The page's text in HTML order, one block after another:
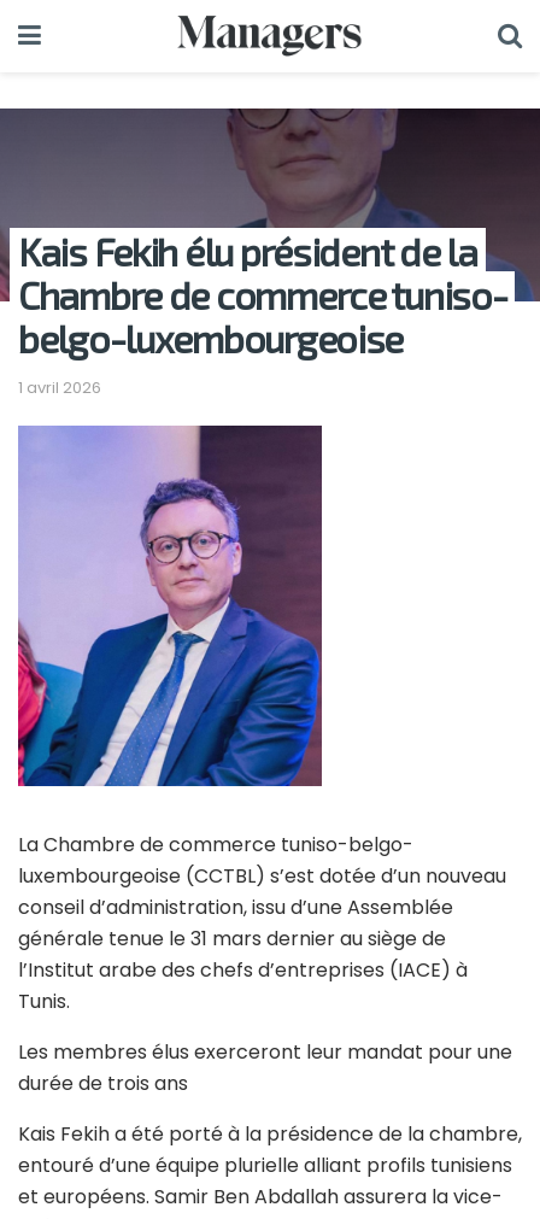
Kais Fekih élu président de la
Chambre de commerce tuniso-
belgo-luxembourgeoise
1 avril 2026
La Chambre de commerce tuniso-belgo-
luxembourgeoise (CCTBL) s’est dotée d’un nouveau
conseil d’administration, issu d’une Assemblée
générale tenue le 31 mars dernier au siège de
l’Institut arabe des chefs d’entreprises (IACE) à
Tunis.
Les membres élus exerceront leur mandat pour une
durée de trois ans
Kais Fekih a été porté à la présidence de la chambre,
entouré d’une équipe plurielle alliant profils tunisiens
et européens. Samir Ben Abdallah assurera la vice-